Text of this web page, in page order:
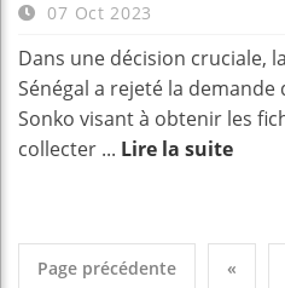
07 Oct 2023
Dans une décision cruciale,
Sénégal a rejeté la demande
Sonko visant à obtenir les
collecter ... Lire la suite
Page précédente «